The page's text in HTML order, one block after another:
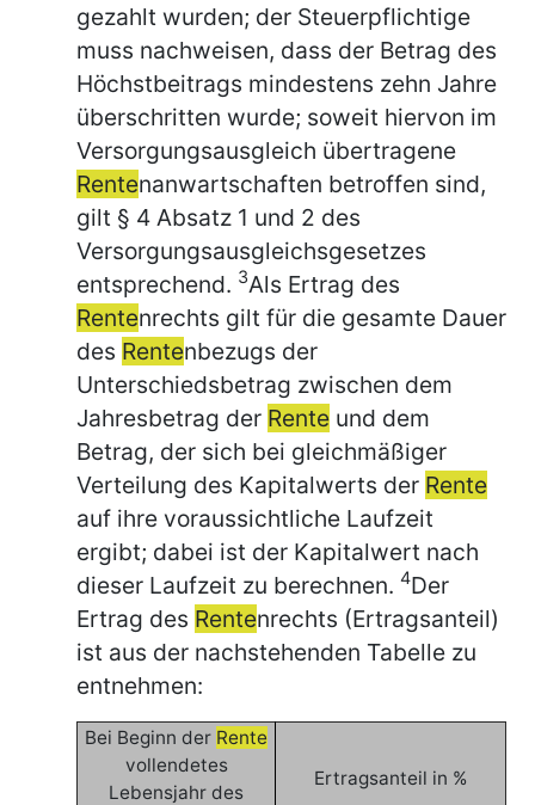
gezahlt wurden; der Steuerpflichtige
muss nachweisen, dass der Betrag des
Höchstbeitrags mindestens zehn Jahre
überschritten wurde; soweit hiervon im
Versorgungsausgleich übertragene
Rentenanwartschaften betroffen sind,
gilt § 4 Absatz 1 und 2 des
Versorgungsausgleichsgesetzes
entsprechend. 3Als Ertrag des
Rentenrechts gilt für die gesamte Dauer
des Rentenbezugs der
Unterschiedsbetrag zwischen dem
Jahresbetrag der Rente und dem
Betrag, der sich bei gleichmäßiger
Verteilung des Kapitalwerts der Rente
auf ihre voraussichtliche Laufzeit
ergibt; dabei ist der Kapitalwert nach
dieser Laufzeit zu berechnen. 4Der
Ertrag des Rentenrechts (Ertragsanteil)
ist aus der nachstehenden Tabelle zu
entnehmen:
Bei Beginn der Rente
vollendetes
Lebensjahr des
Ertragsanteil in %